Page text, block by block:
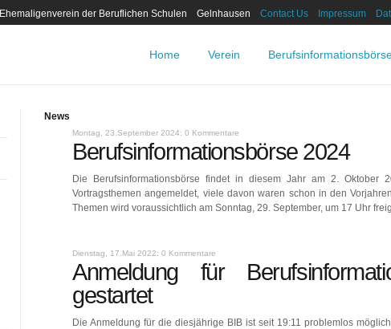
der Beruflichen Schulen Gelnhausen Contact Us Impressum
Home Verein
News
Montag, 23.September 2024: 0 Kommentare
Berufsinformationsbörse 2024
Die Berufsinformationsbörse findet in diesem Jahr am 2. Oktober
Vortragsthemen angemeldet, viele davon waren schon in den
Themen wird voraussichtlich am Sonntag, 29. September, um 17 Uhr
Dienstag, 17.Mai 2022: 0 Kommentare
Anmeldung für
gestartet
Die Anmeldung für die diesjährige BIB ist seit 19:11 problemlos